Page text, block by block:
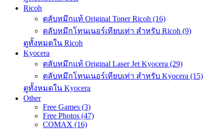
Ricoh
ตลับหมึกแท้ Original Toner Ricoh (16)
ตลับหมึกโทนเนอร์เทียบเท่า สำหรับ Ricoh (9)
ดูทั้งหมดใน Ricoh
Kyocera
ตลับหมึกแท้ Original Laser Jet Kyocera (29)
ตลับหมึกโทนเนอร์เทียบเท่า สำหรับ Kyocera (15)
ดูทั้งหมดใน Kyocera
Other
Free Games (3)
Free Photos (47)
COMAX (16)